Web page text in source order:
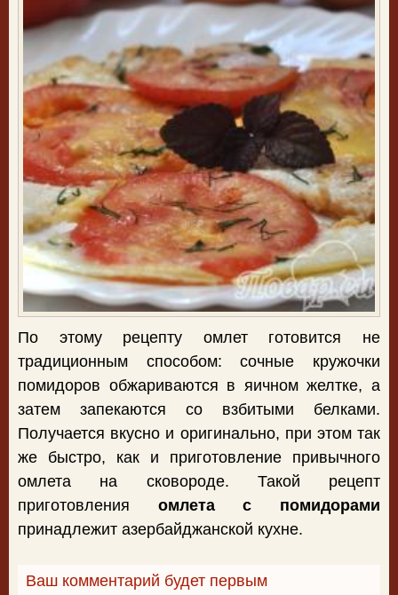
По этому рецепту омлет готовится не
традиционным способом: сочные кружочки
помидоров обжариваются в яичном желтке, а
затем запекаются со взбитыми белками.
Получается вкусно и оригинально, при этом так
же быстро, как и приготовление привычного
омлета на сковороде. Такой рецепт
приготовления омлета с помидорами
принадлежит азербайджанской кухне.
Ваш комментарий будет первым